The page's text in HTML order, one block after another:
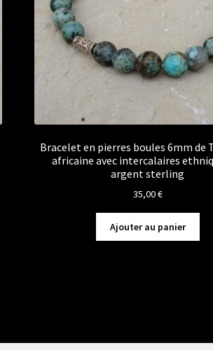
Bracelet en pierres boules 6mm de
africaine avec intercalaires
argent sterling
35,00€
Ajouter au panier